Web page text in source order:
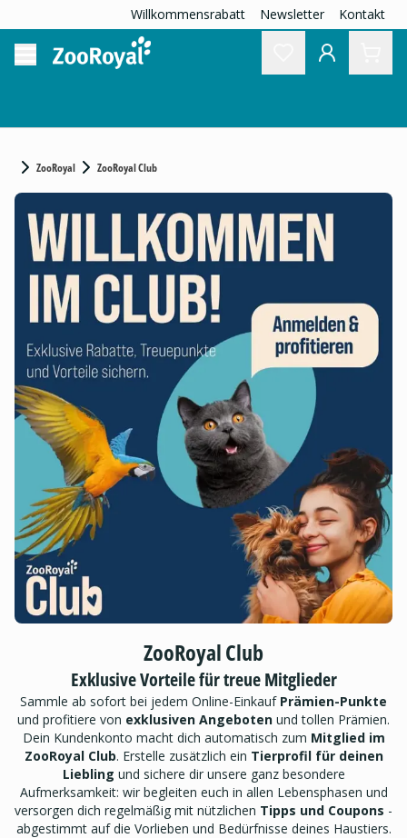
Willkommensrabatt Newsletter Kontakt
ZooRoyal ZooRoyal Club
ZooRoyal Club
Exklusive Vorteile für treue Mitglieder
Sammle ab sofort bei jedem Online-Einkauf Prämien-Punkte
und profitiere von exklusiven Angeboten und tollen Prämien.
Dein Kundenkonto macht dich automatisch zum Mitglied im
ZooRoyal Club. Erstelle zusätzlich ein Tierprofil für deinen
Liebling und sichere dir unsere ganz besondere
Aufmerksamkeit: wir begleiten euch in allen Lebensphasen und
versorgen dich regelmäßig mit nützlichen Tipps und Coupons -
abgestimmt auf die Vorlieben und Bedürfnisse deines Haustiers.